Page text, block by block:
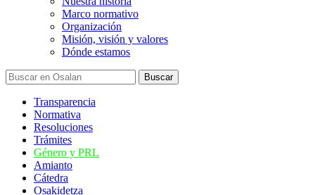
Marco normativo
Organización
Misión, visión y valores
Dónde estamos
Transparencia
Normativa
Resoluciones
Trámites
Género y PRL
Amianto
Cátedra
Osakidetza